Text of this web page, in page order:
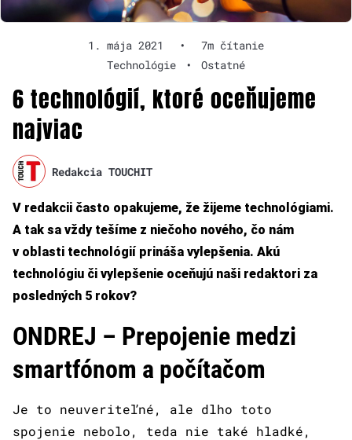
1. mája 2021 •
7m čítanie
Technológie
• Ostatné
6 technológií, ktoré oceňujeme
najviac
Redakcia TOUCHIT
V redakcii často opakujeme, že žijeme technológiami.
A tak sa vždy tešíme z niečoho nového, čo nám
v oblasti technológií prináša vylepšenia. Akú
technológiu či vylepšenie oceňujú naši redaktori za
posledných 5 rokov?
ONDREJ – Prepojenie medzi
smartfónom a počítačom
Je to neuveriteľné, ale dlho toto
spojenie nebolo, teda nie také hladké,